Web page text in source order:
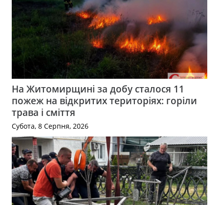
На Житомирщині за добу сталося 11
пожеж на відкритих територіях: горіли
трава і сміття
Субота, 8 Серпня, 2026